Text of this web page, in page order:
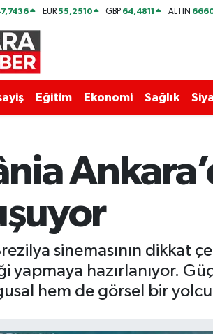
EUR55,2510 GBP 64,4811 ALTIN
Eğitim Ekonomi Sağlık
sinemasının dikkat
yapmaya hazırlanıyor.
hem de görsel bir